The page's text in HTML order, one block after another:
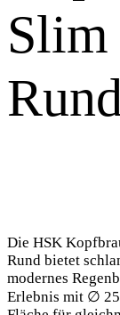
Slim
Die HSK
Rund bietet
modernes
Erlebnis mit ∅